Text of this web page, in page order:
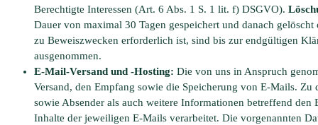
Berechtigte Interessen (Art. 6 Abs. 1 S. 1 lit. f) DSGVO).
Dauer von maximal 30 Tagen gespeichert und danach
zu Beweiszwecken erforderlich ist, sind bis zur endgültigen
ausgenommen.
E-Mail-Versand und -Hosting: Die von uns in Anspruch
Versand, den Empfang sowie die Speicherung von E-Mails.
sowie Absender als auch weitere Informationen betreffend
Inhalte der jeweiligen E-Mails verarbeitet. Die vorgenannten